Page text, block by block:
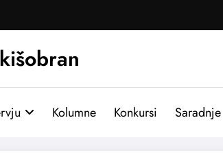
Kolumne Konkursi Saradnje